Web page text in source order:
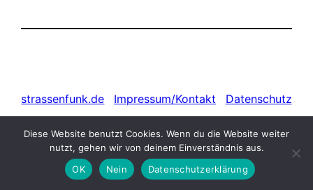
strassenfunk.de Impressum/Kontakt Datenschutz
Diese Website benutzt Cookies. Wenn du die Website weiter
nutzt, gehen wir von deinem Einverständnis aus.
OK
Nein Datenschutzerklärung